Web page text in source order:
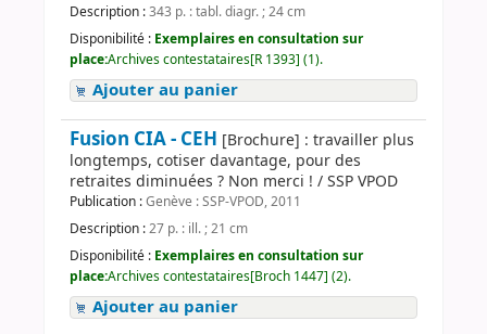
Description :343 p. : tabl. diagr. ; 24 cm
Disponibilité : Exemplaires en consultation sur
place:Archives contestataires[R 1393] (1).
Ajouter au panier
Fusion CIA - CEH [Brochure] : travailler plus
longtemps, cotiser davantage, pour des
retraites diminuées ? Non merci ! / SSP VPOD
Publication :Genève : SSP-VPOD, 2011
Description :27 p. : ill. ; 21 cm
Disponibilité : Exemplaires en consultation sur
place:Archives contestataires[Broch 1447] (2).
Ajouter au panier